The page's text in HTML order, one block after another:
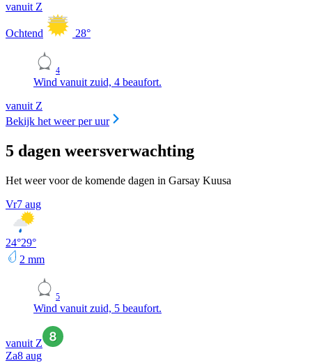
vanuit Z
Ochtend 28°
4
Wind vanuit zuid, 4 beaufort.
vanuit Z
Bekijk het weer per uur
5 dagen weersverwachting
Het weer voor de komende dagen in Garsay Kuusa
Vr7 aug
24°29°
2 mm
5
Wind vanuit zuid, 5 beaufort.
vanuit Z
Za8 aug